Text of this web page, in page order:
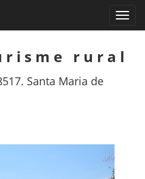
rural
Santa Maria de